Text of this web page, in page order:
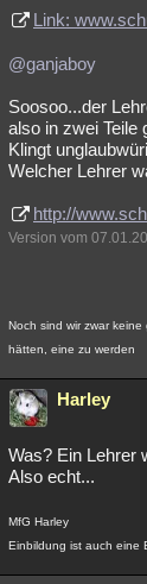
Link:
@ganjaboy
Soosoo...der
also in zwei Teile
Klingt
Welcher Lehrer
http://
Version vom
Noch sind wir zwar
hätten, eine zu werden
Harley
Was? Ein Lehrer
Also echt...
MfG Harley
Einbildung ist auch eine